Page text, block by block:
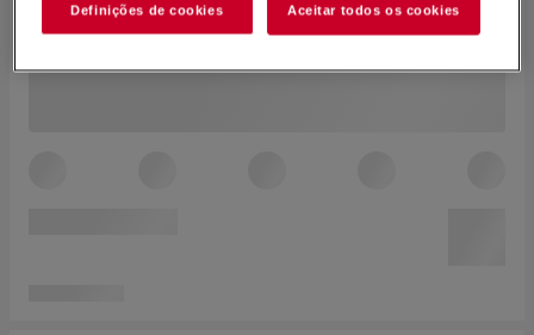
Definições de cookies Aceitar todos os cookies